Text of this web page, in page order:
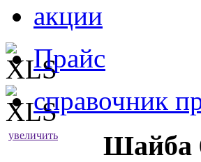
акции
Прайс
справочник
увеличить Шайба